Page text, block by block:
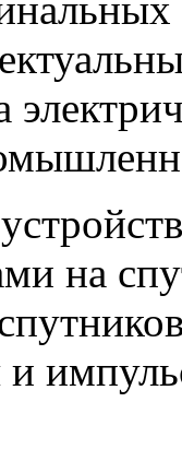
на